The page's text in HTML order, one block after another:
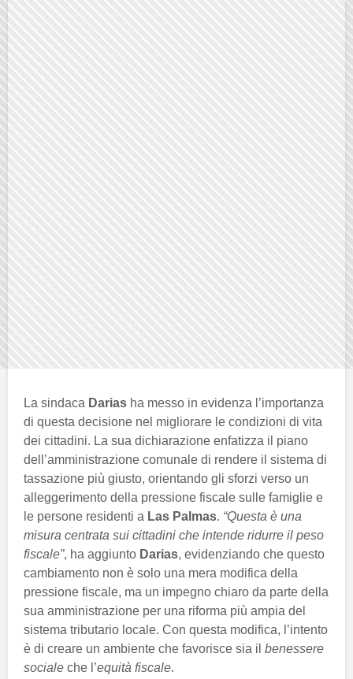
La sindaca Darias ha messo in evidenza l’importanza
di questa decisione nel migliorare le condizioni di vita
dei cittadini. La sua dichiarazione enfatizza il piano
dell’amministrazione comunale di rendere il sistema di
tassazione più giusto, orientando gli sforzi verso un
alleggerimento della pressione fiscale sulle famiglie e
le persone residenti a Las Palmas. “Questa è una
misura centrata sui cittadini che intende ridurre il peso
fiscale”, ha aggiunto Darias, evidenziando che questo
cambiamento non è solo una mera modifica della
pressione fiscale, ma un impegno chiaro da parte della
sua amministrazione per una riforma più ampia del
sistema tributario locale. Con questa modifica, l’intento
è di creare un ambiente che favorisce sia il benessere
sociale che l’equità fiscale.